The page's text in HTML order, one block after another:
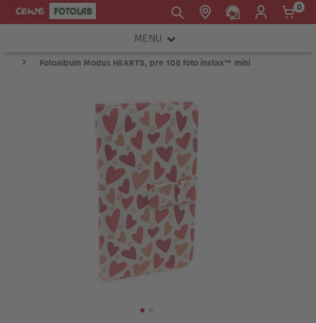
E-mail:
0
MENU
FOTOAPARÁTY
TLAČIARNE A SKENERY
CEWE Fotoprodukty
Fotoalbum Modus HEARTS, pre 108 foto instax™ mini